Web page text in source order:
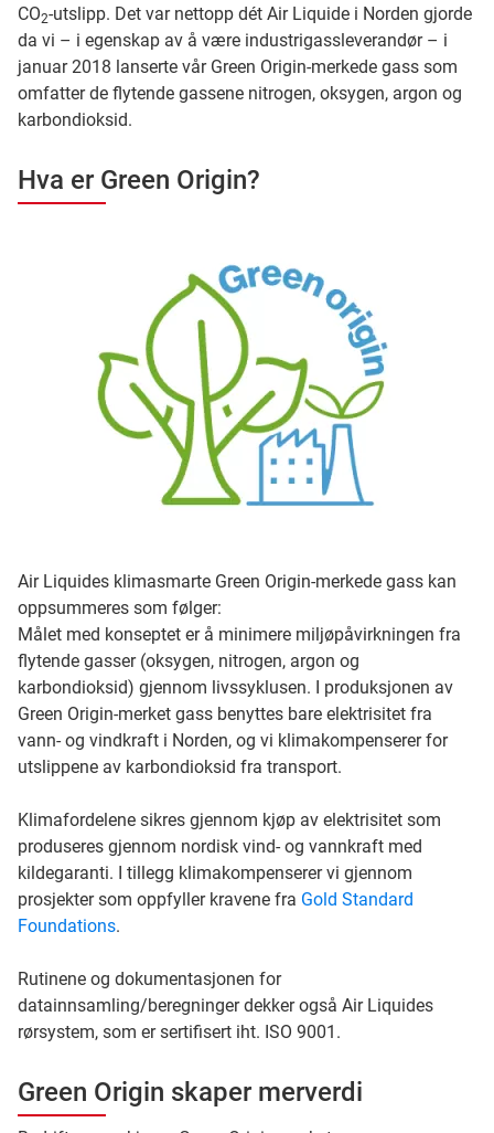
CO2-utslipp. Det var nettopp dét Air Liquide i Norden gjorde
da vi – i egenskap av å være industrigassleverandør – i
januar 2018 lanserte vår Green Origin-merkede gass som
omfatter de flytende gassene nitrogen, oksygen, argon og
karbondioksid.
Hva er Green Origin?
Air Liquides klimasmarte Green Origin-merkede gass kan
oppsummeres som følger:
Målet med konseptet er å minimere miljøpåvirkningen fra
flytende gasser (oksygen, nitrogen, argon og
karbondioksid) gjennom livssyklusen. I produksjonen av
Green Origin-merket gass benyttes bare elektrisitet fra
vann- og vindkraft i Norden, og vi klimakompenserer for
utslippene av karbondioksid fra transport.
Klimafordelene sikres gjennom kjøp av elektrisitet som
produseres gjennom nordisk vind- og vannkraft med
kildegaranti. I tillegg klimakompenserer vi gjennom
prosjekter som oppfyller kravene fra Gold Standard
Foundations.
Rutinene og dokumentasjonen for
datainnsamling/beregninger dekker også Air Liquides
rørsystem, som er sertifisert iht. ISO 9001.
Green Origin skaper merverdi